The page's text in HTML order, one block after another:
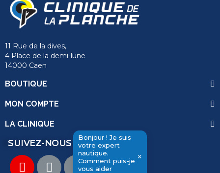
Bonjour ! Je suis
votre expert
nautique.
Comment puis-je
vous aider
×
11 Rue de la dives,
4 Place de la demi-lune
14000 Caen
BOUTIQUE
MON COMPTE
LA CLINIQUE
SUIVEZ-NOUS